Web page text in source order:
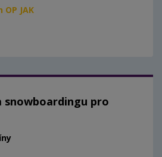
JAK
snowboardingu pro